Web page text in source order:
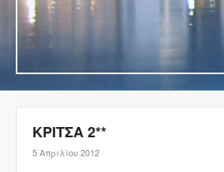
ΚΡΙΤΣΑ 2**
5 Απριλίου 2012